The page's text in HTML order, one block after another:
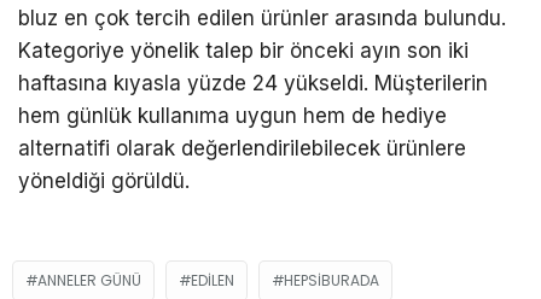
bluz en çok tercih edilen ürünler arasında bulundu.
Kategoriye yönelik talep bir önceki ayın son iki
haftasına kıyasla yüzde 24 yükseldi. Müşterilerin
hem günlük kullanıma uygun hem de hediye
alternatifi olarak değerlendirilebilecek ürünlere
yöneldiği görüldü.
ANNELER GÜNÜ EDILEN HEPSIBURADA